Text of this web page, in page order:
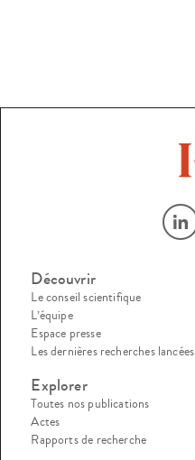
Découvrir
Le conseil scientifique
L’équipe
Espace presse
Les dernières recherches lancées
Explorer
Toutes nos publications
Actes
Rapports de recherche